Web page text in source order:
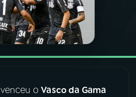
venceu oVasco da Gama